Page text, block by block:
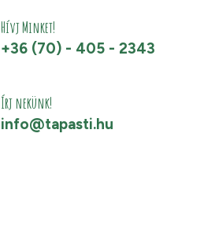
Hívj Minket!
+36 (70) - 405 - 2343
Írj nekünk!
info@tapasti.hu